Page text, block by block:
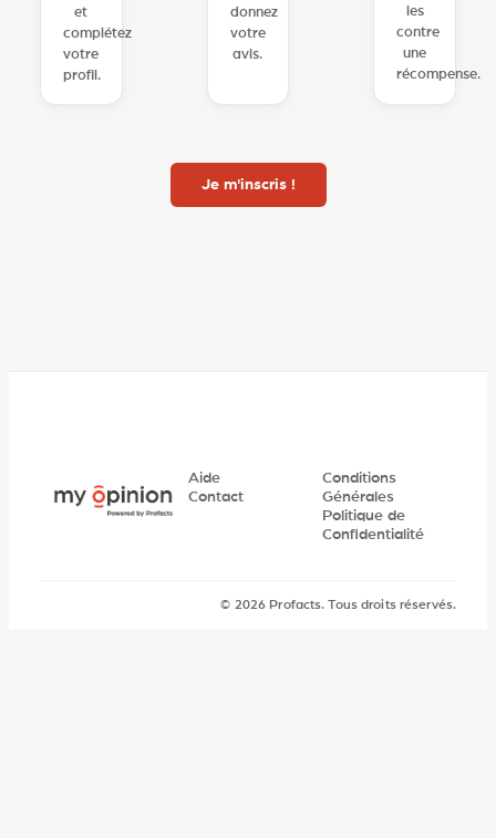
et
complétez
votre
profil.
donnez
votre
avis.
les
contre
une
récompense.
Je m'inscris !
Aide
Contact
Conditions
Générales
Politique de
Confidentialité
© 2026 Profacts. Tous droits réservés.